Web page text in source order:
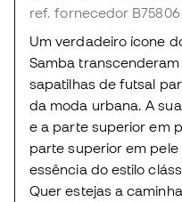
ref. fornecedor B75806
Um verdadeiro ícone
Samba
sapatilhas de futsal
da moda urbana. A
e a parte superior em
parte superior em
essência do estilo
Quer estejas a